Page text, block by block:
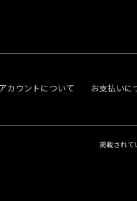
アカウントについて お支払いに
掲載されて